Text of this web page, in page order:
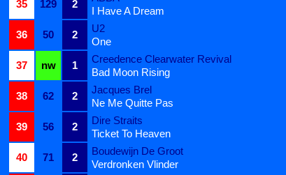
35
129 2
I Have A Dream
36
50 2
U2
One
37
nw 1
Creedence Clearwater Revival
Bad Moon Rising
38
62 2
Jacques Brel
Ne Me Quitte Pas
39
56 2
Dire Straits
Ticket To Heaven
40
71 2
Boudewijn De Groot
Verdronken Vlinder